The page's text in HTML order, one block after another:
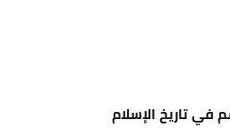
تاريخ الإسلام